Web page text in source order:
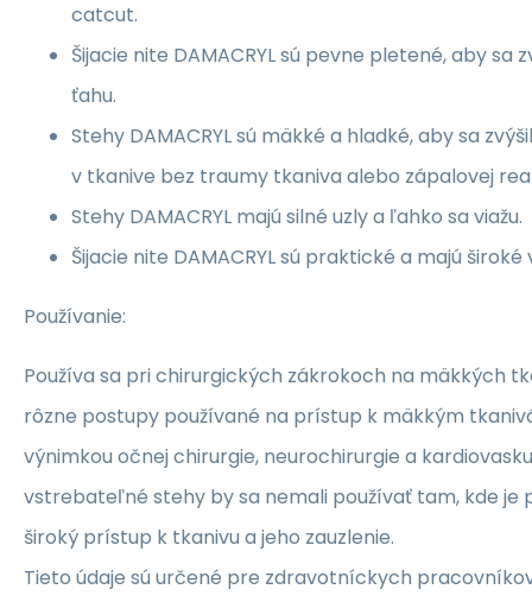
catcut.
Šijacie nite DAMACRYL sú pevne pletené, aby sa
ťahu.
Stehy DAMACRYL sú mäkké a hladké, aby sa
v tkanive bez traumy tkaniva alebo zápalovej
Stehy DAMACRYL majú silné uzly a ľahko sa viažu.
Šijacie nite DAMACRYL sú praktické a majú široké
Používanie:
Používa sa pri chirurgických zákrokoch na mäkkých
rôzne postupy používané na prístup k mäkkým
výnimkou očnej chirurgie, neurochirurgie a
vstrebateľné stehy by sa nemali používať tam, kde je
široký prístup k tkanivu a jeho zauzlenie.
Tieto údaje sú určené pre zdravotníckych